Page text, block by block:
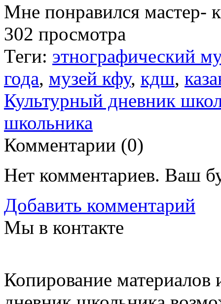
Мне понравился мастер-
302 просмотра
Теги: этнографический
года, музей кфу, кдш,
Культурный дневник
школьника
Комментарии (0)
Нет комментариев. Ваш
Добавить комментарий
Мы в контакте
Копирование материалов